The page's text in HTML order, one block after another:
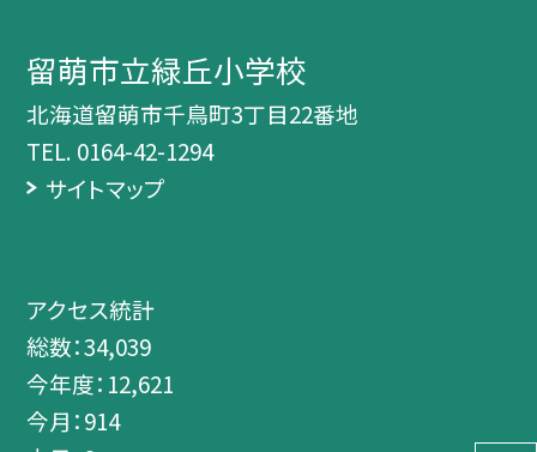
留萌市立緑丘小学校
北海道留萌市千鳥町3丁目22番地
TEL. 0164-42-1294
サイトマップ
アクセス統計
総数：34,039
今年度： 12,621
今月：914